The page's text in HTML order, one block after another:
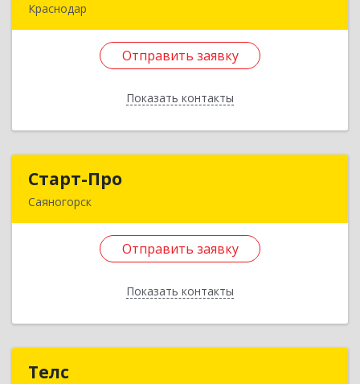
Краснодар
Отправить заявку
Показать контакты
Чекистов пр-кт, дом № 31, кв.37
Старт-Про
Саяногорск
Отправить заявку
Показать контакты
рп, дом № 12, кв.96
Телс